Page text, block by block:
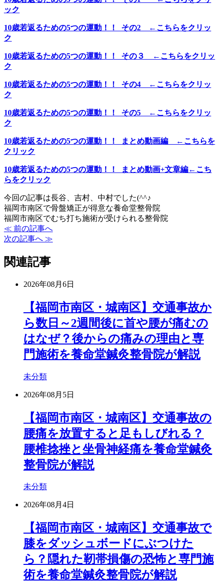
ック
10歳若返るための5つの運動！！ その2 ←こちらをクリッ
ク
10歳若返るための5つの運動！！ その３ ←こちらをクリッ
ク
10歳若返るための5つの運動！！ その4 ←こちらをクリッ
ク
10歳若返るための5つの運動！！ その5 ←こちらをクリッ
ク
10歳若返るための5つの運動！！ まとめ動画編 ←こちらを
クリック
10歳若返るための5つの運動！！ まとめ動画+文章編←こち
らをクリック
今回の記事は長谷、吉村、中村でした(^^♪
福岡市南区で骨盤矯正が得意な養命堂整骨院
福岡市南区でむち打ち施術が受けられる整骨院
≪ 前の記事へ
次の記事へ ≫
関連記事
2026年08月6日
【福岡市南区・城南区】交通事故か
ら数日～2週間後に首や腰が痛むの
はなぜ？後からの痛みの理由と専
門施術を養命堂鍼灸整骨院が解説
未分類
2026年08月5日
【福岡市南区・城南区】交通事故の
腰痛を放置すると足もしびれる？
腰椎捻挫と坐骨神経痛を養命堂鍼灸
整骨院が解説
未分類
2026年08月4日
【福岡市南区・城南区】交通事故で
膝をダッシュボードにぶつけた
ら？隠れた靭帯損傷の恐怖と専門施
術を養命堂鍼灸整骨院が解説